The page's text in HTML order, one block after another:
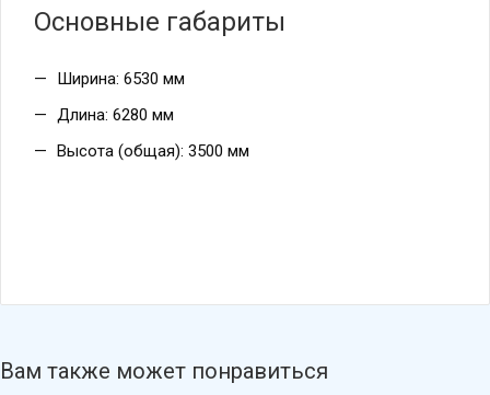
Основные габариты
Ширина: 6530 мм
Длина: 6280 мм
Высота (общая): 3500 мм
Вам также может понравиться